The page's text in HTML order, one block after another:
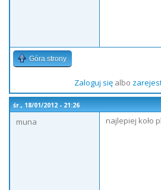
Góra strony
Zaloguj sięalbo
śr., 18/01/2012 - 21:26
muna
najlepiej koło